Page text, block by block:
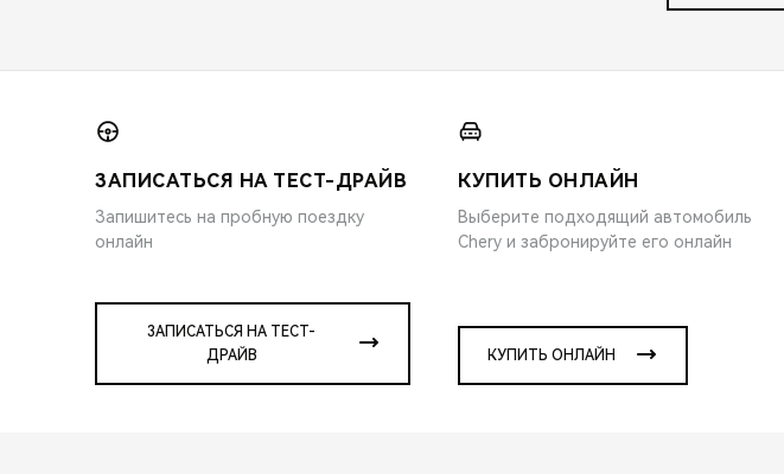
ЗАПИСАТЬСЯ НА ТЕСТ-ДРАЙВ
Запишитесь на пробную поездку
онлайн
ЗАПИСАТЬСЯ НА ТЕСТ-
ДРАЙВ
КУПИТЬ ОНЛАЙН
Выберите подходящий автомобиль
Chery и забронируйте его онлайн
КУПИТЬ ОНЛАЙН